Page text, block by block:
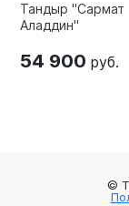
Тандыр "Сармат
Аладдин"
54 900 руб.
©